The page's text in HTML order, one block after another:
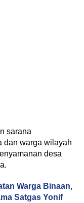
sarana
dan warga wilayah
desa
Warga Binaan,
Satgas Yonif